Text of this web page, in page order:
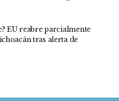
EU reabre parcialmente
tras alerta de